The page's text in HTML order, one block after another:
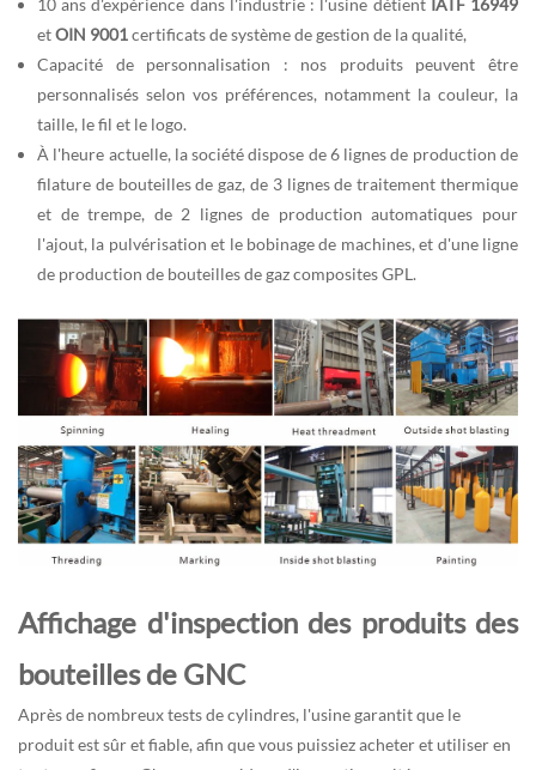
10 ans d'expérience dans l'industrie : l'usine détientIATF 16949
etOIN 9001certificats de système de gestion de la qualité,
Capacité de personnalisation : nos produits peuvent être
personnalisés selon vos préférences, notamment la couleur, la
taille, le fil et le logo.
À l'heure actuelle, la société dispose de 6 lignes de production de
filature de bouteilles de gaz, de 3 lignes de traitement thermique
et de trempe, de 2 lignes de production automatiques pour
l'ajout, la pulvérisation et le bobinage de machines, et d'une ligne
de production de bouteilles de gaz composites GPL.
Affichage d'inspection des produits des
bouteilles de GNC
Après de nombreux tests de cylindres, l'usine garantit que le
produit est sûr et fiable, afin que vous puissiez acheter et utiliser en